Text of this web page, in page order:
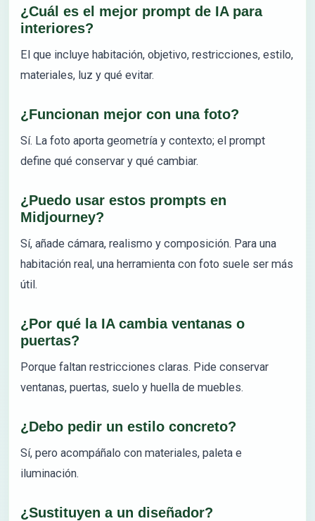
¿Cuál es el mejor prompt de IA para
interiores?
El que incluye habitación, objetivo, restricciones, estilo,
materiales, luz y qué evitar.
¿Funcionan mejor con una foto?
Sí. La foto aporta geometría y contexto; el prompt
define qué conservar y qué cambiar.
¿Puedo usar estos prompts en
Midjourney?
Sí, añade cámara, realismo y composición. Para una
habitación real, una herramienta con foto suele ser más
útil.
¿Por qué la IA cambia ventanas o
puertas?
Porque faltan restricciones claras. Pide conservar
ventanas, puertas, suelo y huella de muebles.
¿Debo pedir un estilo concreto?
Sí, pero acompáñalo con materiales, paleta e
iluminación.
¿Sustituyen a un diseñador?